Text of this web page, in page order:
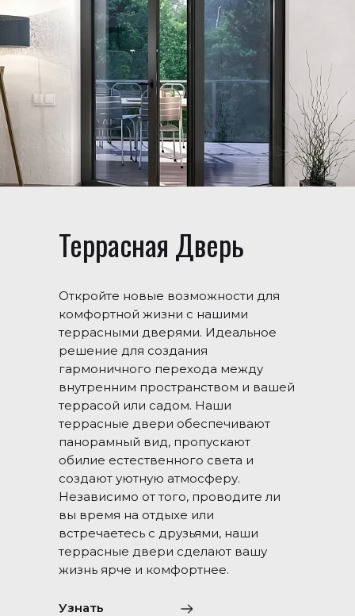
Узнать
Террасная Дверь
Откройте новые возможности для
комфортной жизни с нашими
террасными дверями. Идеальное
решение для создания
гармоничного перехода между
внутренним пространством и вашей
террасой или садом. Наши
террасные двери обеспечивают
панорамный вид, пропускают
обилие естественного света и
создают уютную атмосферу.
Независимо от того, проводите ли
вы время на отдыхе или
встречаетесь с друзьями, наши
террасные двери сделают вашу
жизнь ярче и комфортнее.